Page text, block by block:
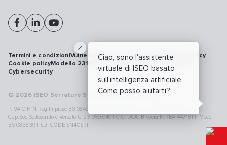
Ciao, sono l'assistente
virtuale di ISEO basato
sull'intelligenza artificiale.
Come posso aiutarti?
© 2026 ISEO Serrature S.p.A. All right reserved
P.IVA C.F. N.Reg.Imprese BS 08499190018 | Cap.Soc.Deliberato € 24.340.965 |
Cap.Soc.Sottoscritto e Versato € 23.969.040 | C.C.I.A.A. Brescia N.REA 447181 |. Mecc.
BS 083839 | SDI CODE SN4CSRI
Termini e condizioniVulnerability disclosure policyPrivacy policy
Cookie policyModello 231WhistleblowingRichiamo prodotti
Cybersecurity